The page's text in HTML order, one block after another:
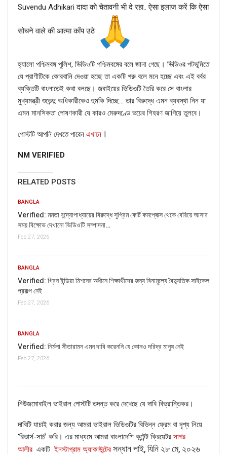
indeed the same, a green check mark will appear.
Step 6 – If the QR code matches, then the messages or
calls are encrypted and cannot be intercepted by anyone.
Suvendu Adhikari दादा को चेतावनी भी दे रहा.. ऐसा इलाज करें कि ऐसा
सोचने वाले की आत्मा काँप उठे
হ্যালো পশ্চিমবঙ্গ পুলিশ, ভিডিওটি পশ্চিমবঙ্গের বলে জানা গেছে। ভিডিওর পটভূমিতে
যে প্রাণীটিকে কোরবানি দেওয়া হচ্ছে তা একটি গরু বলে মনে হচ্ছে এবং এই বর্বর
ব্যক্তিটি বাংলাতেই কথা বলছে। জবাইয়ের ভিডিওটি তৈরি করে সে বাংলার
মুখ্যমন্ত্রী শুভেন্দু অধিকারীকেও হুমকি দিচ্ছে… তার বিরুদ্ধে এমন ব্যবস্থা নিন যা
এমন মানসিকতা পোষণকারী যে কারও মেরুদণ্ডে ভয়ের শিহরণ জাগিয়ে তুলবে।
পোস্টটি আপনি দেখতে পারেন এখানে ।
NM VERIFIED
RELATED POSTS
BANGLA
Verified: মমতা বন্দ্যোপাধ্যায়ের বিরুদ্ধে সুপ্রিম কোর্ট কমপ্লেক্স থেকে বেরিয়ে আসার
সময় বিক্ষোভ দেখানো ভিডিওটি সম্পাদনা…
Feb 27, 2026
BANGLA
Verified: গ্রিন ইন্ডিয়া মিশনের অধীনে শিক্ষার্থীদের জন্য বিনামূল্যে বৈদ্যুতিক সাইকেল
প্রকল্প নেই
Feb 27, 2026
BANGLA
Verified: নির্মলা সীতারামন এমন দাবি করেননি যে কোনও দরিদ্র মানুষ নেই
Feb 27, 2026
নিউজমোবাইল ভাইরাল পোস্টটি তদন্ত করে দেখেছে যে দাবি বিভ্রান্তিকর।
দাবিটি যাচাই করার জন্য আমরা ভাইরাল ভিডিওটির বিভিন্ন ফ্রেম বা দৃশ্য নিয়ে
‘রিভার্স-সার্চ’ করি। এর মাধ্যমে আমরা বাংলাদেশি কন্টেন্ট ক্রিয়েটর সাগর
আলীর একটি ইনস্টাগ্রাম অ্যাকাউন্টের সন্ধান পাই, যিনি ২৮ মে, ২০২৬